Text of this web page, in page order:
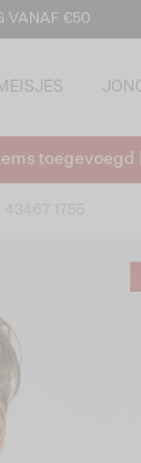
VANAF €50
MEISJES
toegevoegd |